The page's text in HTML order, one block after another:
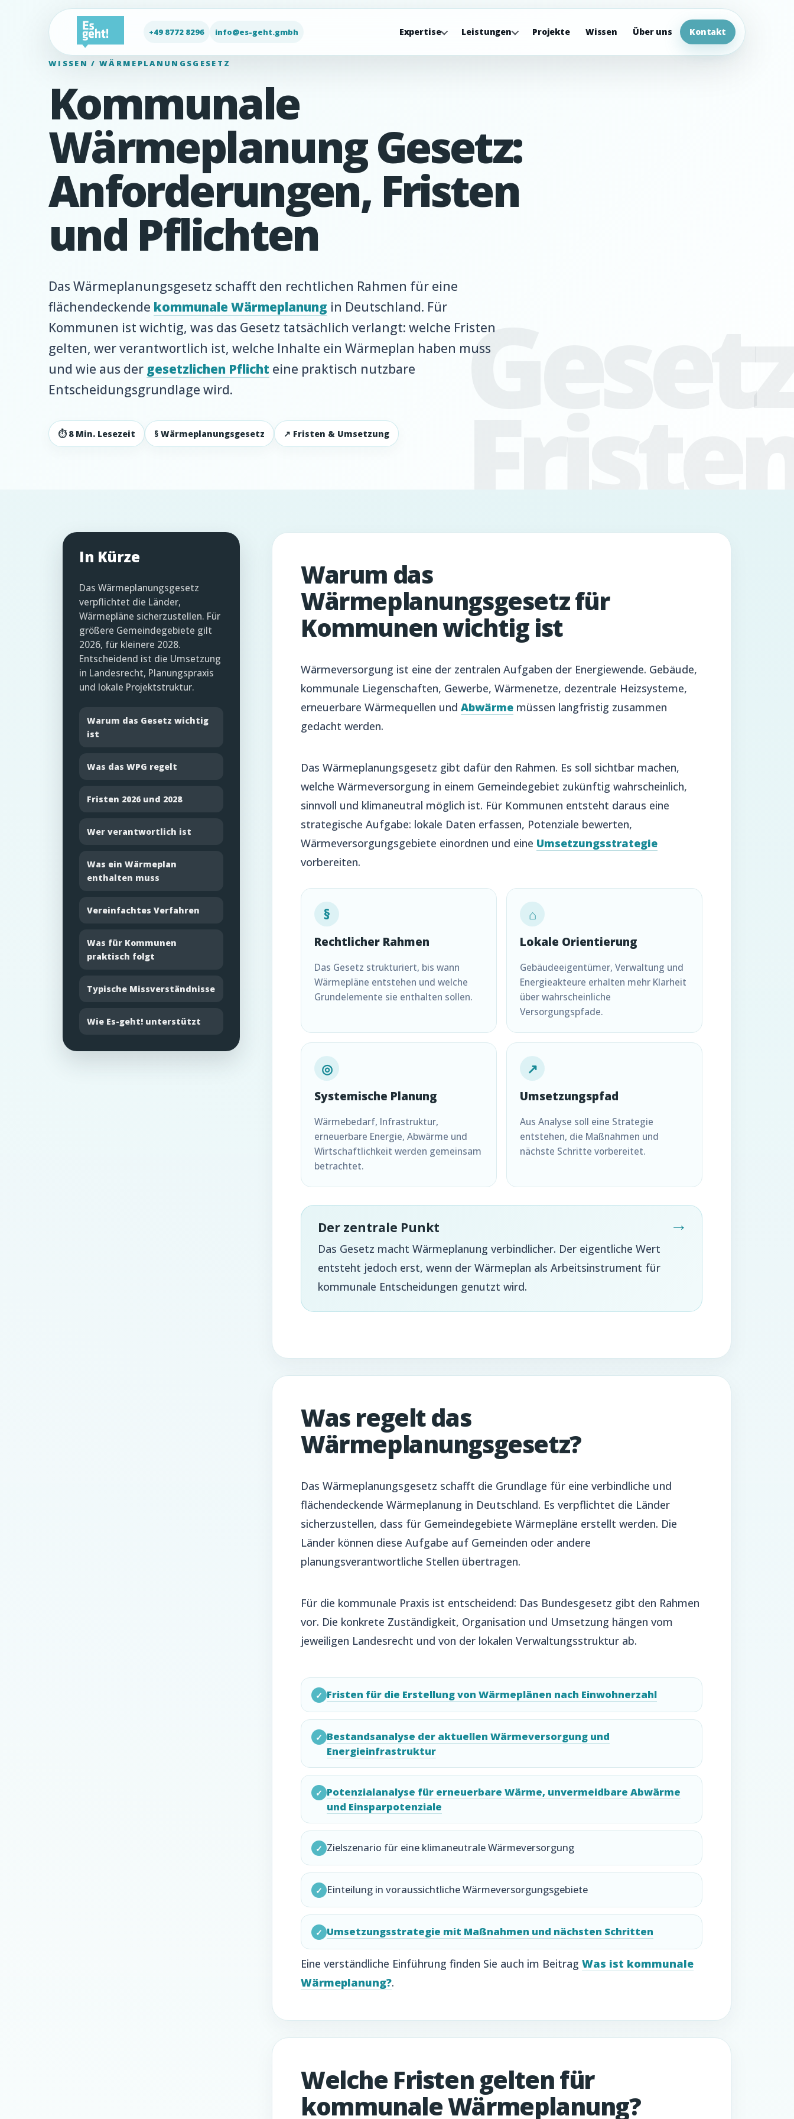
+49 8772 8296 info@es-geht.gmbh Expertise Leistungen Projekte Wissen Über uns Kontakt
WISSEN / WÄRMEPLANUNGSGESETZ
Kommunale
Wärmeplanung Gesetz:
Anforderungen, Fristen
und Pflichten
Das Wärmeplanungsgesetz schafft den rechtlichen Rahmen für eine
flächendeckende kommunale Wärmeplanung in Deutschland. Für
Kommunen ist wichtig, was das Gesetz tatsächlich verlangt: welche Fristen
gelten, wer verantwortlich ist, welche Inhalte ein Wärmeplan haben muss
und wie aus der gesetzlichen Pflicht eine praktisch nutzbare
Entscheidungsgrundlage wird.
⏱ 8 Min. Lesezeit § Wärmeplanungsgesetz ↗ Fristen & Umsetzung
In Kürze
Das Wärmeplanungsgesetz
verpflichtet die Länder,
Wärmepläne sicherzustellen. Für
größere Gemeindegebiete gilt
2026, für kleinere 2028.
Entscheidend ist die Umsetzung
in Landesrecht, Planungspraxis
und lokale Projektstruktur.
Warum das Gesetz wichtig
ist
Was das WPG regelt
Fristen 2026 und 2028
Wer verantwortlich ist
Was ein Wärmeplan
enthalten muss
Vereinfachtes Verfahren
Was für Kommunen
praktisch folgt
Typische Missverständnisse
Wie Es-geht! unterstützt
Warum das
Wärmeplanungsgesetz für
Kommunen wichtig ist
Wärmeversorgung ist eine der zentralen Aufgaben der Energiewende. Gebäude,
kommunale Liegenschaften, Gewerbe, Wärmenetze, dezentrale Heizsysteme,
erneuerbare Wärmequellen und Abwärme müssen langfristig zusammen
gedacht werden.
Das Wärmeplanungsgesetz gibt dafür den Rahmen. Es soll sichtbar machen,
welche Wärmeversorgung in einem Gemeindegebiet zukünftig wahrscheinlich,
sinnvoll und klimaneutral möglich ist. Für Kommunen entsteht daraus eine
strategische Aufgabe: lokale Daten erfassen, Potenziale bewerten,
Wärmeversorgungsgebiete einordnen und eine Umsetzungsstrategie
vorbereiten.
§
Rechtlicher Rahmen
Das Gesetz strukturiert, bis wann
Wärmepläne entstehen und welche
Grundelemente sie enthalten sollen.
⌂
Lokale Orientierung
Gebäudeeigentümer, Verwaltung und
Energieakteure erhalten mehr Klarheit
über wahrscheinliche
Versorgungspfade.
◎
Systemische Planung
Wärmebedarf, Infrastruktur,
erneuerbare Energie, Abwärme und
Wirtschaftlichkeit werden gemeinsam
betrachtet.
↗
Umsetzungspfad
Aus Analyse soll eine Strategie
entstehen, die Maßnahmen und
nächste Schritte vorbereitet.
Der zentrale Punkt
Das Gesetz macht Wärmeplanung verbindlicher. Der eigentliche Wert
entsteht jedoch erst, wenn der Wärmeplan als Arbeitsinstrument für
kommunale Entscheidungen genutzt wird.
Was regelt das
Wärmeplanungsgesetz?
Das Wärmeplanungsgesetz schafft die Grundlage für eine verbindliche und
flächendeckende Wärmeplanung in Deutschland. Es verpflichtet die Länder
sicherzustellen, dass für Gemeindegebiete Wärmepläne erstellt werden. Die
Länder können diese Aufgabe auf Gemeinden oder andere
planungsverantwortliche Stellen übertragen.
Für die kommunale Praxis ist entscheidend: Das Bundesgesetz gibt den Rahmen
vor. Die konkrete Zuständigkeit, Organisation und Umsetzung hängen vom
jeweiligen Landesrecht und von der lokalen Verwaltungsstruktur ab.
✓ Fristen für die Erstellung von Wärmeplänen nach Einwohnerzahl
✓ Bestandsanalyse der aktuellen Wärmeversorgung und
Energieinfrastruktur
✓ Potenzialanalyse für erneuerbare Wärme, unvermeidbare Abwärme
und Einsparpotenziale
✓ Zielszenario für eine klimaneutrale Wärmeversorgung
✓ Einteilung in voraussichtliche Wärmeversorgungsgebiete
✓ Umsetzungsstrategie mit Maßnahmen und nächsten Schritten
Eine verständliche Einführung finden Sie auch im Beitrag Was ist kommunale
Wärmeplanung?.
Welche Fristen gelten für
kommunale Wärmeplanung?